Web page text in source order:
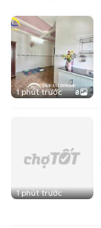
1 phút trước 8
1 phút trước